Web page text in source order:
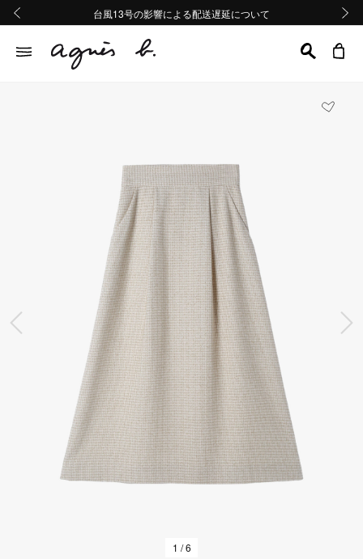
熊本地域地震の影響による配送遅延について
Summer Sale 2buy10%OFF!!
台風13号の影響による配送遅延について
熊本地域地震の影響による配送遅延について
Summer Sale 2buy10%OFF!!
前の画像
1 / 6